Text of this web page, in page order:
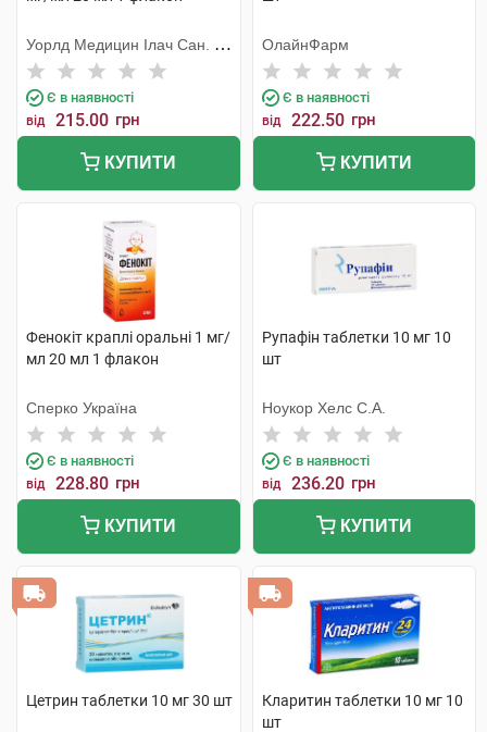
Уорлд Медицин Ілач Сан. Ве
Тідж
Є в наявності
від 215.00 грн
КУПИТИ
ОлайнФарм
Є в наявності
від 222.50 грн
КУПИТИ
Фенокіт краплі оральні 1 мг/
мл 20 мл 1 флакон
Сперко Україна
Є в наявності
від 228.80 грн
КУПИТИ
Рупафін таблетки 10 мг 10
шт
Ноукор Хелс С.А.
Є в наявності
від 236.20 грн
КУПИТИ
Цетрин таблетки 10 мг 30 шт
Кларитин таблетки 10 мг 10
шт